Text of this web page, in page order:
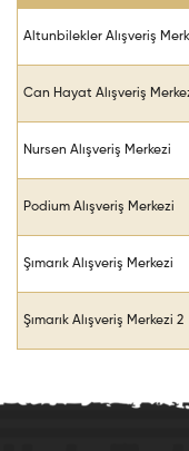
Altunbilekler Alışveriş
Can Hayat Alışveriş
Nursen Alışveriş Merkezi
Podium Alışveriş Merkezi
Şımarık Alışveriş Merkezi
Şımarık Alışveriş Merkezi 2